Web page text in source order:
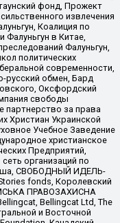
фонд, Прожект
извлечения
Коалиция по
в Китае,
Фалуньгун,
политических
современности,
русский обмен, Бард
Оксфордский
свободы
за права
Христиан Украинской
Учебное Заведение
христианское
Предприятий,
организаций по
СВОБОДНЫЙ ИДЕЛЬ-
fonds, Королевский
ПРАВОЗАХИСНА
Bellingcat Ltd, The
и Восточной